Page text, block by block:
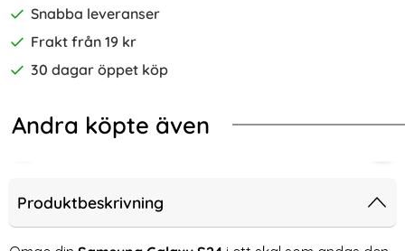
Snabba leveranser
Frakt från 19 kr
30 dagar öppet köp
Andra köpte även
Hybrid Mint
Samsung Galaxy S24 Skal React Necklace Svart
HOFI Galaxy S24 2-PACK 2-
Produktbeskrivning